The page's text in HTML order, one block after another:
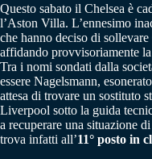
Questo sabato il Chelsea è
l’Aston Villa. L’ennesimo
che hanno deciso di
affidando provvisoriamente
Tra i nomi sondati dalla
essere Nagelsmann,
attesa di trovare un sostituto
Liverpool sotto la guida
a recuperare una situazione
trova infatti all’11° posto in